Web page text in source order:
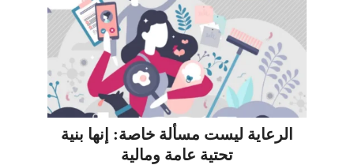
الرعاية ليست مسألة خاصة: إنها بنية
تحتية عامة ومالية